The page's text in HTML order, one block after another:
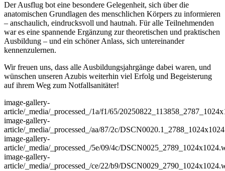
Der Ausflug bot eine besondere Gelegenheit, sich über die
anatomischen Grundlagen des menschlichen Körpers zu informieren
– anschaulich, eindrucksvoll und hautnah. Für alle Teilnehmenden
war es eine spannende Ergänzung zur theoretischen und praktischen
Ausbildung – und ein schöner Anlass, sich untereinander
kennenzulernen.
Wir freuen uns, dass alle Ausbildungsjahrgänge dabei waren, und
wünschen unseren Azubis weiterhin viel Erfolg und Begeisterung
auf ihrem Weg zum Notfallsanitäter!
image-gallery-
article/_media/_processed_/1a/f1/65/
image-gallery-
article/_media/_processed_/aa/87/2c/
image-gallery-
article/_media/_processed_/5e/09/4c/
image-gallery-
article/_media/_processed_/ce/22/b9/